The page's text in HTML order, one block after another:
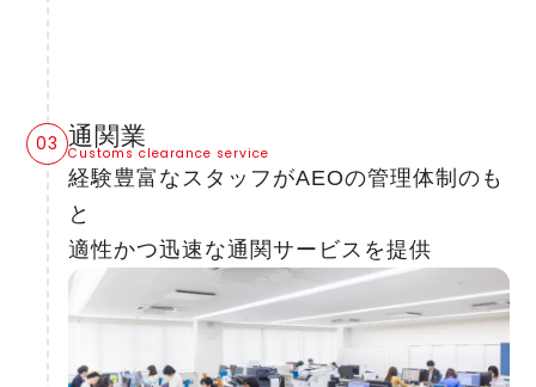
通関業
Customs clearance service
経験豊富なスタッフがAEOの管理体制のも
と
適性かつ迅速な通関サービスを提供